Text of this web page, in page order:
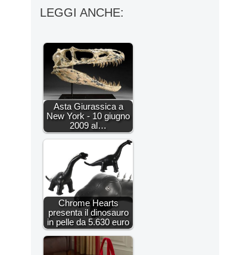
LEGGI ANCHE:
Asta Giurassica a
New York - 10 giugno
2009 al…
Chrome Hearts
presenta il dinosauro
in pelle da 5.630 euro